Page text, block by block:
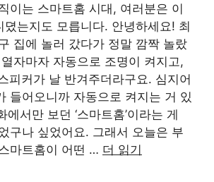
이는 스마트홈 시대, 여러분은 이
뎠는지도 모릅니다. 안녕하세요! 최
집에 놀러 갔다가 정말 깜짝 놀랐
자마자 자동으로 조명이 켜지고,
피커가 날 반겨주더라구요. 심지어
들어오니까 자동으로 켜지는 거 있
에서만 보던 ‘스마트홈’이라는 게
구나 싶었어요. 그래서 오늘은 부
마트홈이 어떤 … 더 읽기